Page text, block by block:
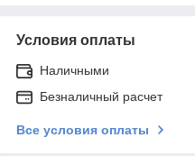
Условия оплаты
Наличными
Безналичный расчет
Все условия оплаты